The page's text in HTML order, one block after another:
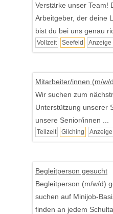
Verstärke unser Team!
Arbeitgeber, der deine
bist du bei uns genau
Vollzeit Seefeld Anzeige
Mitarbeiter/innen (m/
Wir suchen zum
Unterstützung unserer
unsere Senior/innen ...
Teilzeit Gilching
Begleitperson gesucht
Begleitperson (m/w/d)
suchen auf Minijob-
finden an jedem